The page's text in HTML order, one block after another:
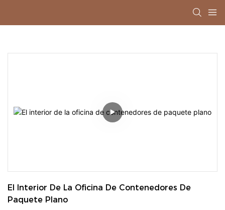
El Interior De La Oficina De Contenedores De
Paquete Plano